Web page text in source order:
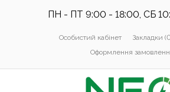
ПН - ПТ 9:00 - 18:00, СБ
Особистий кабінет Закладки
Оформлення